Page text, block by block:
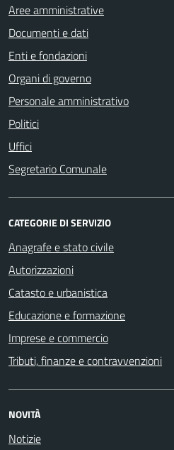
Aree amministrative
Documenti e dati
Enti e fondazioni
Organi di governo
Personale amministrativo
Politici
Uffici
Segretario Comunale
CATEGORIE DI SERVIZIO
Anagrafe e stato civile
Autorizzazioni
Catasto e urbanistica
Educazione e formazione
Imprese e commercio
Tributi, finanze e contravvenzioni
NOVITÀ
Notizie